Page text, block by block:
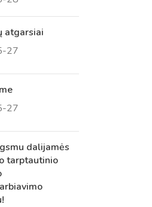
atgarsiai
27
27
dalijamės
tarptautinio